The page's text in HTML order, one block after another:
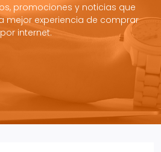
promociones y noticias que
mejor experiencia de comprar
por internet.